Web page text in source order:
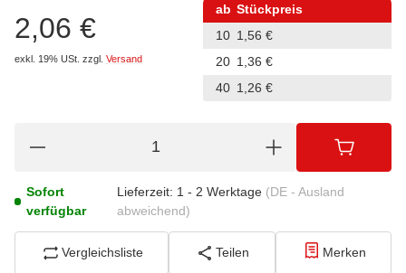
2,06 €
exkl. 19% USt. zzgl. Versand
ab Stückpreis
10 1,56 €
20 1,36 €
40 1,26 €
Sofort
verfügbar
Lieferzeit: 1 - 2 Werktage (DE - Ausland
abweichend)
Vergleichsliste Teilen Merken